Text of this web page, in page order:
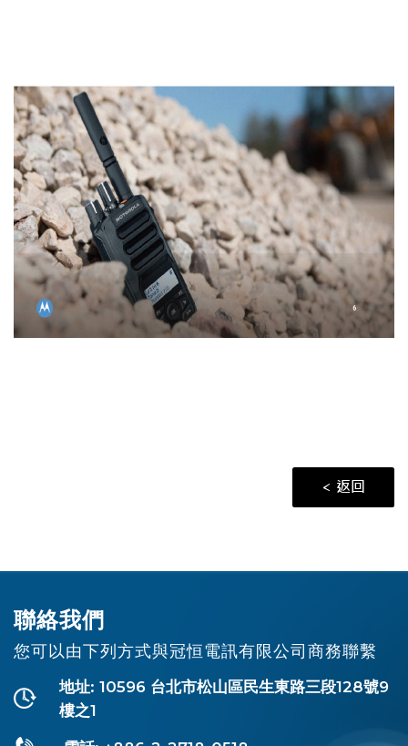
< 返回
聯絡我們
您可以由下列方式與冠恒電訊有限公司商務聯繫
地址: 10596 台北市松山區民生東路三段128號9
樓之1